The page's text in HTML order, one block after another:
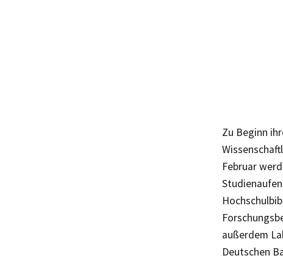
Zu Beginn
Februar
außerdem
Deutschen